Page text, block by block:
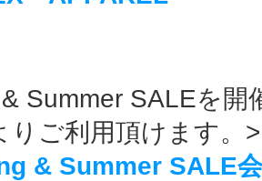
Summer SALEを開
りご利用頂けます。>
& Summer SALE